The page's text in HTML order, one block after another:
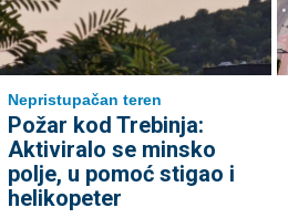
Nepristupačan teren
Požar kod Trebinja:
Aktiviralo se minsko
polje, u pomoć stigao i
helikopeter